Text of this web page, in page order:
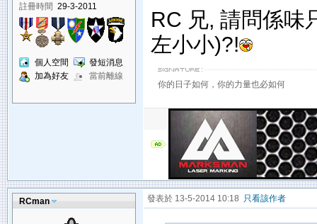
註冊時間 29-3-2011
個人空間
發短消息
加為好友
當前離線
RC 兄, 請問係味
左小小)?!
你的日子如何，你的力量也必如何
RCman 發表於 13-5-2014 10:18 只看該作者